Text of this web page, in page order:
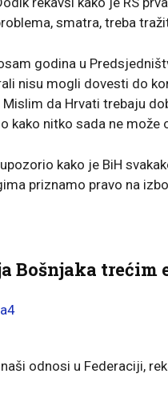
smatra, treba
godina u
nisu mogli dovesti do
da Hrvati trebaju
kako nitko sada ne
kako je BiH
priznamo pravo na
Bošnjaka trećim
odnosi u Federaciji,